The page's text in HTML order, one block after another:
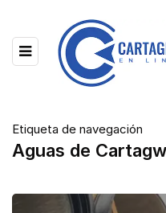
Etiqueta de navegación
Aguas de